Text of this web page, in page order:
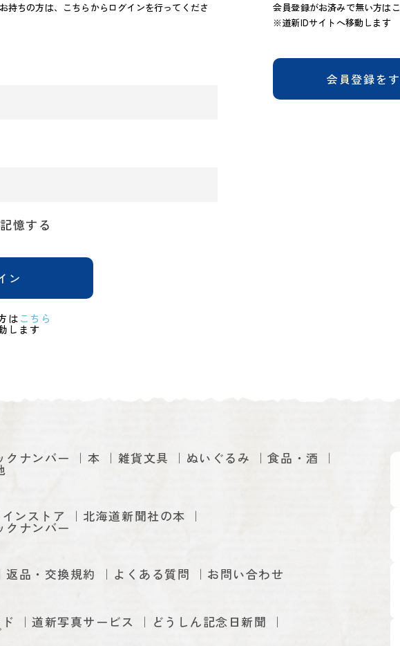
持ちの方は、こちらからログインを行ってくださ
憶する
ン
は こちら
します
会員登録がお済みで無い方は
※道新IDサイトへ移動します
会員登録を
クナンバー 本 雑貨文具 ぬいぐるみ 食品・酒
ンストア 北海道新聞社の本
クナンバー
返品・交換規約 よくある質問 お問い合わせ
道新写真サービス どうしん記念日新聞